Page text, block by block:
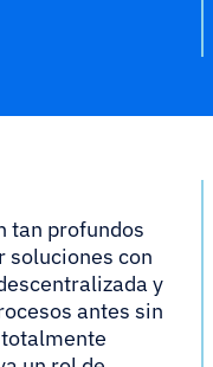
tan profundos
soluciones con
y
antes sin